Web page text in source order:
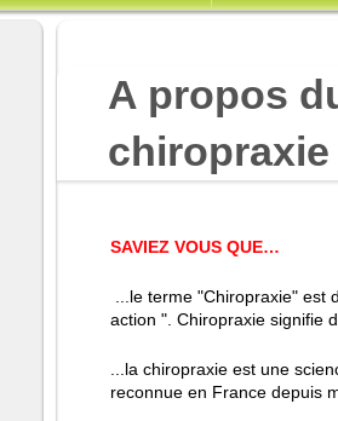
A propos
chiropraxie
SAVIEZ VOUS QUE…
...le terme "Chiropraxie" est
action ". Chiropraxie signifie
...la chiropraxie est une
reconnue en France depuis